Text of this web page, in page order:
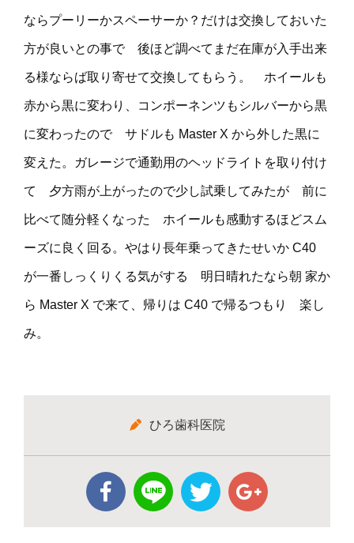
ならプーリーかスペーサーか？だけは交換しておいた
方が良いとの事で 後ほど調べてまだ在庫が入手出来
る様ならば取り寄せて交換してもらう。 ホイールも
赤から黒に変わり、コンポーネンツもシルバーから黒
に変わったので サドルも Master X から外した黒に
変えた。ガレージで通勤用のヘッドライトを取り付け
て 夕方雨が上がったので少し試乗してみたが 前に
比べて随分軽くなった ホイールも感動するほどスム
ーズに良く回る。やはり長年乗ってきたせいか C40
が一番しっくりくる気がする 明日晴れたなら朝 家か
ら Master X で来て、帰りは C40 で帰るつもり 楽し
み。
ひろ歯科医院